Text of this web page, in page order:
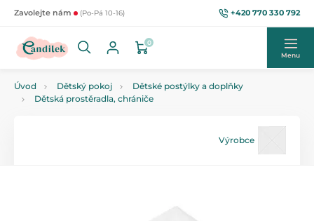
Zavolejte nám (Po-Pá 10-16) +420 770 330 792
0
Menu
Úvod Dětský pokoj
Dětské postýlky a doplňky
Dětská prostěradla, chrániče
Výrobce